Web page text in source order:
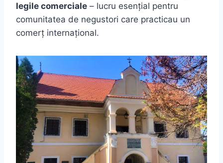
legile comerciale – lucru esențial pentru
comunitatea de negustori care practicau un
comerț internațional.